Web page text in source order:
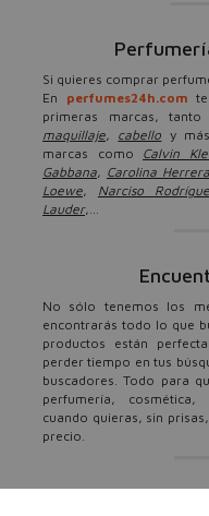
Si quieres comprar
En perfumes24h.com
primeras marcas,
maquillaje, cabello y
marcas como Calvin
Gabbana, Carolina Herrera
Loewe, Narciso
Lauder,...
No sólo tenemos los
encontrarás todo lo que
productos están
perder tiempo en tus
buscadores. Todo para
perfumería,
cuando quieras, sin
precio.